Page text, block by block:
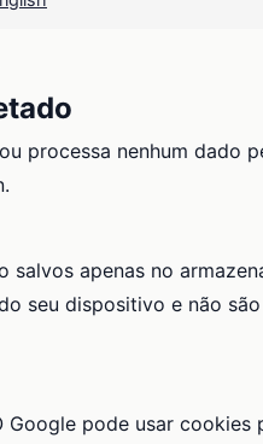
processa nenhum dado
salvos apenas no
seu dispositivo e não
Google pode usar cookies